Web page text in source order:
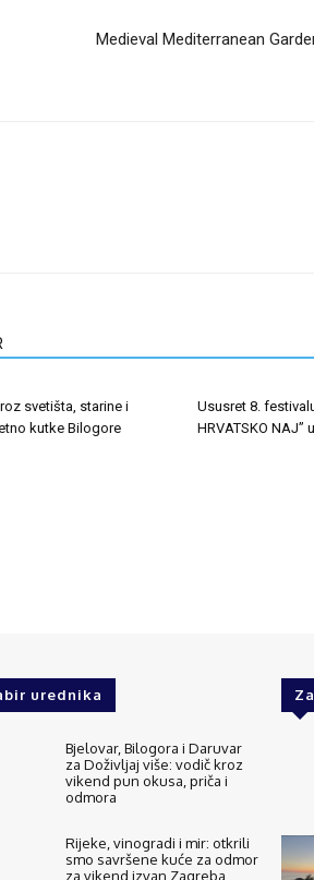
Medieval Mediterranean
svetišta, starine i
kutke Bilogore
Ususret 8.
HRVATSKO NAJ”
urednika
Bjelovar, Bilogora i Daruvar
za Doživljaj više: vodič kroz
vikend pun okusa, priča i
odmora
Rijeke, vinogradi i mir: otkrili
smo savršene kuće za odmor
za vikend izvan Zagreba